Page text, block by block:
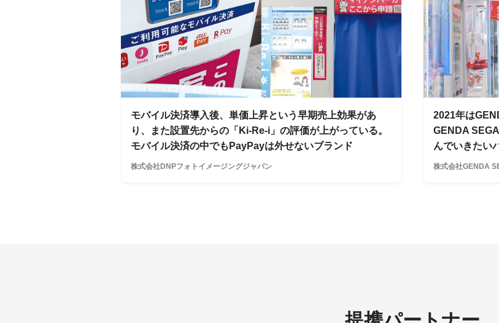
モバイル決済導入後、単価上昇という早期売上効果があ
り、また設置先からの「Ki-Re-i」の評価が上がっている。
モバイル決済の中でもPayPayは外せないブランド
株式会社DNPフォトイメージングジャパン
2021年は
GENDA
んでいきたい
株式会社GENDA